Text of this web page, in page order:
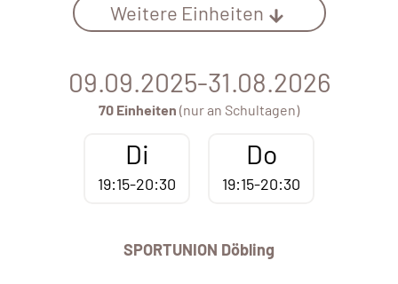
Weitere Einheiten
09.09.2025-31.08.2026
70 Einheiten (nur an Schultagen)
Di
19:15-20:30
Do
19:15-20:30
SPORTUNION Döbling